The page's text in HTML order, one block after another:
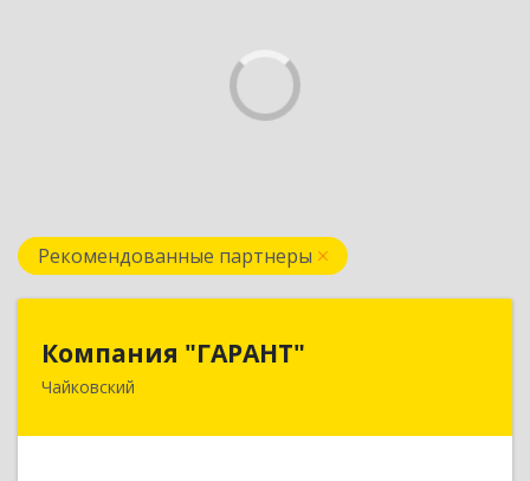
Рекомендованные партнеры
Компания "ГАРАНТ"
Чайковский
617760, Пермский край, Чайковский г, Карла